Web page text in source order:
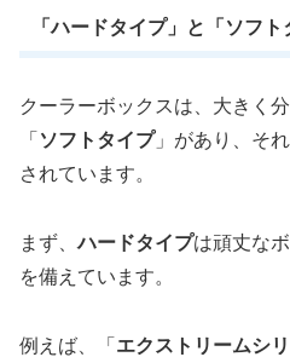
「ハードタイプ」と「ソフト
クーラーボックスは、大きく
「 ソフトタイプ」があり、そ
されています。
まず、ハードタイプは頑丈な
を備えています。
例えば、「 エクストリームシ